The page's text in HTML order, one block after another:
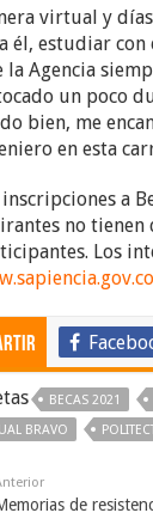
virtual y
él, estudiar
la Agencia
un poco
bien, me
en esta
inscripciones a
no
Los
BECAS 2021
BRAVO
de